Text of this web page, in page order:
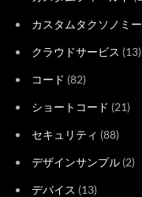
カスタムタクソノミー
クラウドサービス (13)
コード (82)
ショートコード (21)
セキュリティ (88)
デザインサンプル (2)
デバイス (13)